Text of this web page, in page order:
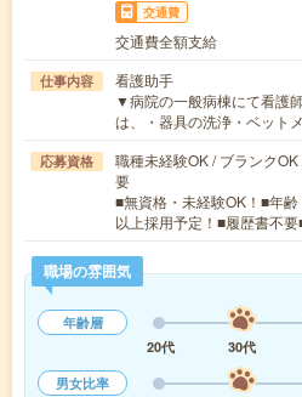
交通費
交通費全額支給
仕事内容
看護助手
▼病院の一般病棟にて看護
は、・器具の洗浄・ベット
応募資格
職種未経験OK / ブランク
要
■無資格・未経験OK！■年
以上採用予定！■履歴書不
職場の雰囲気
年齢層
20代
30代
男女比率